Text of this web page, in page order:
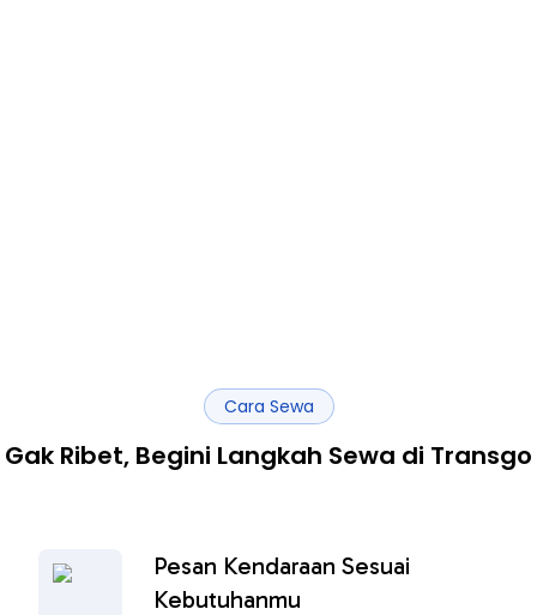
Cara Sewa
Gak Ribet, Begini Langkah Sewa di Transgo
Pesan Kendaraan Sesuai
Kebutuhanmu